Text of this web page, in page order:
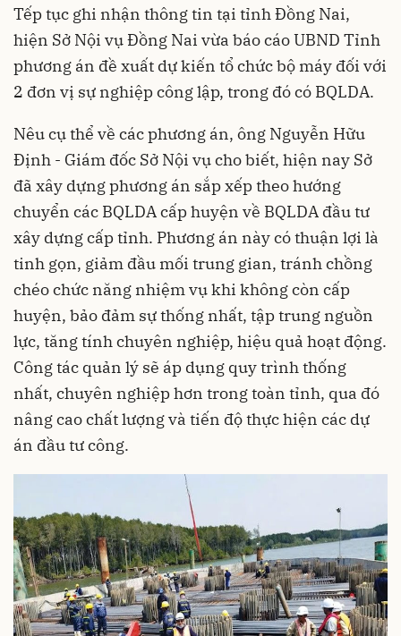
Tếp tục ghi nhận thông tin tại tỉnh Đồng Nai,
hiện Sở Nội vụ Đồng Nai vừa báo cáo UBND Tỉnh
phương án đề xuất dự kiến tổ chức bộ máy đối với
2 đơn vị sự nghiệp công lập, trong đó có BQLDA.
Nêu cụ thể về các phương án, ông Nguyễn Hữu
Định - Giám đốc Sở Nội vụ cho biết, hiện nay Sở
đã xây dựng phương án sắp xếp theo hướng
chuyển các BQLDA cấp huyện về BQLDA đầu tư
xây dựng cấp tỉnh. Phương án này có thuận lợi là
tinh gọn, giảm đầu mối trung gian, tránh chồng
chéo chức năng nhiệm vụ khi không còn cấp
huyện, bảo đảm sự thống nhất, tập trung nguồn
lực, tăng tính chuyên nghiệp, hiệu quả hoạt động.
Công tác quản lý sẽ áp dụng quy trình thống
nhất, chuyên nghiệp hơn trong toàn tỉnh, qua đó
nâng cao chất lượng và tiến độ thực hiện các dự
án đầu tư công.